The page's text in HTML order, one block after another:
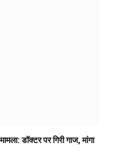
डॉक्टर पर गिरी गाज, मांगा